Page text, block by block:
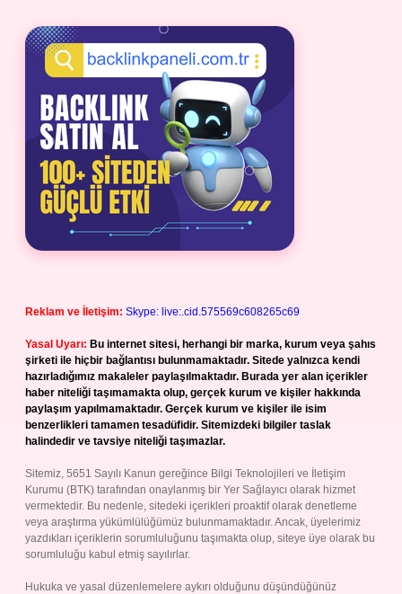
Reklam ve İletişim: Skype: live:.cid.575569c608265c69
Yasal Uyarı: Bu internet sitesi, herhangi bir marka, kurum veya şahıs
şirketi ile hiçbir bağlantısı bulunmamaktadır. Sitede yalnızca kendi
hazırladığımız makaleler paylaşılmaktadır. Burada yer alan içerikler
haber niteliği taşımamakta olup, gerçek kurum ve kişiler hakkında
paylaşım yapılmamaktadır. Gerçek kurum ve kişiler ile isim
benzerlikleri tamamen tesadüfidir. Sitemizdeki bilgiler taslak
halindedir ve tavsiye niteliği taşımazlar.
Sitemiz, 5651 Sayılı Kanun gereğince Bilgi Teknolojileri ve İletişim
Kurumu (BTK) tarafından onaylanmış bir Yer Sağlayıcı olarak hizmet
vermektedir. Bu nedenle, sitedeki içerikleri proaktif olarak denetleme
veya araştırma yükümlülüğümüz bulunmamaktadır. Ancak, üyelerimiz
yazdıkları içeriklerin sorumluluğunu taşımakta olup, siteye üye olarak bu
sorumluluğu kabul etmiş sayılırlar.
Hukuka ve yasal düzenlemelere aykırı olduğunu düşündüğünüz